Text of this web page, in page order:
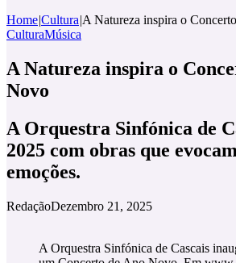
Home|Cultura|A Natureza inspira o
CulturaMúsica
A Natureza inspira o
Novo
A Orquestra Sinfónica de
2025 com obras que
emoções.
RedaçãoDezembro 21, 2025
A Orquestra Sinfónica de Cascais